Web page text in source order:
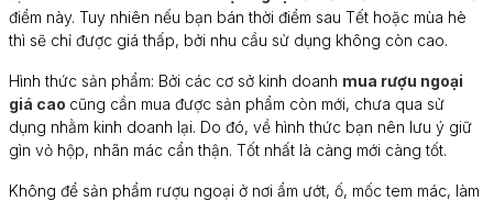
điểm này. Tuy nhiên nếu bạn bán thời điểm sau Tết hoặc mùa hè
thì sẽ chỉ được giá thấp, bởi nhu cầu sử dụng không còn cao.
Hình thức sản phẩm: Bởi các cơ sở kinh doanh mua rượu ngoại
giá cao cũng cần mua được sản phẩm còn mới, chưa qua sử
dụng nhằm kinh doanh lại. Do đó, về hình thức bạn nên lưu ý giữ
gìn vỏ hộp, nhãn mác cẩn thận. Tốt nhất là càng mới càng tốt.
Không để sản phẩm rượu ngoại ở nơi ẩm ướt, ố, mốc tem mác, làm